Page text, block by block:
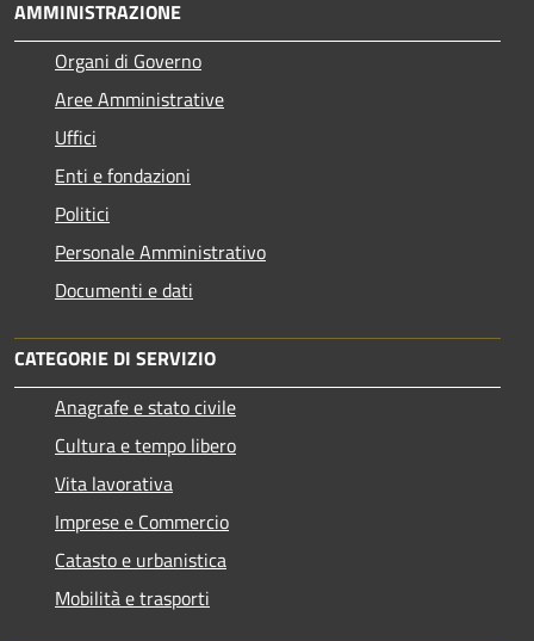
AMMINISTRAZIONE
Organi di Governo
Aree Amministrative
Uffici
Enti e fondazioni
Politici
Personale Amministrativo
Documenti e dati
CATEGORIE DI SERVIZIO
Anagrafe e stato civile
Cultura e tempo libero
Vita lavorativa
Imprese e Commercio
Catasto e urbanistica
Mobilità e trasporti